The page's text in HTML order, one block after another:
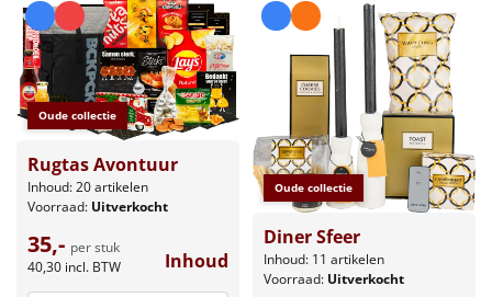
Oude collectie
Rugtas Avontuur
Inhoud: 20 artikelen
Voorraad: Uitverkocht
35,- per stuk
40,30 incl. BTW Inhoud
Oude collectie
Diner Sfeer
Inhoud: 11 artikelen
Voorraad: Uitverkocht